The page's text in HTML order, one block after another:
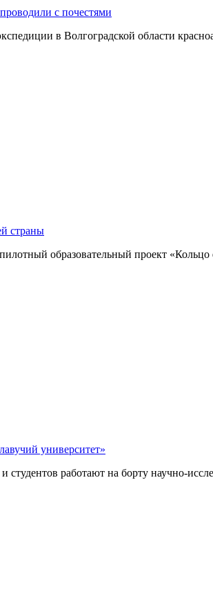
с почестями
в Волгоградской области
страны
образовательный проект
университет»
студентов работают на борту научно-